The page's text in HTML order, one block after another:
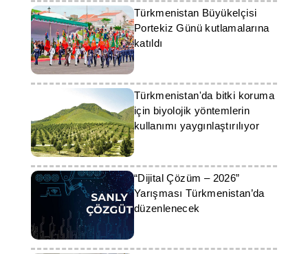
Türkmenistan Büyükelçisi
Portekiz Günü kutlamalarına
katıldı
Türkmenistan'da bitki koruma
için biyolojik yöntemlerin
kullanımı yaygınlaştırılıyor
“Dijital Çözüm – 2026”
Yarışması Türkmenistan’da
düzenlenecek